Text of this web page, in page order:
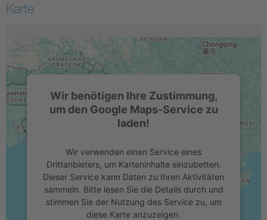
Karte
Wir benötigen Ihre Zustimmung,
um den Google Maps-Service zu
laden!
Wir verwenden einen Service eines
Drittanbieters, um Karteninhalte einzubetten.
Dieser Service kann Daten zu Ihren Aktivitäten
sammeln. Bitte lesen Sie die Details durch und
stimmen Sie der Nutzung des Service zu, um
diese Karte anzuzeigen.